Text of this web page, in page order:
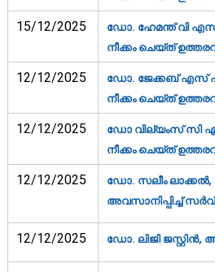
15/12/2025
ഡോ. ഹേമന്ത് വി
നീക്കം ചെയ്ത്
12/12/2025
ഡോ. ജേക്കബ് എസ്
നീക്കം ചെയ്ത്
12/12/2025
ഡോ വില്യംസ് സി
നീക്കം ചെയ്ത്
12/12/2025
ഡോ. സലീം ലാക്കല്‍,
അവസാനിപ്പിച്ച്
12/12/2025 ഡോ. ലിജി ജസ്റ്റിന്‍,